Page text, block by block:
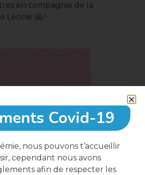
en compagnie de la
Léonie 🤗 !
Covid-19
nous pouvons t’accueillir
cependant nous avons
afin de respecter les